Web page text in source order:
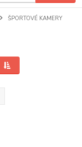
ŠPORTOVÉ KAMERY